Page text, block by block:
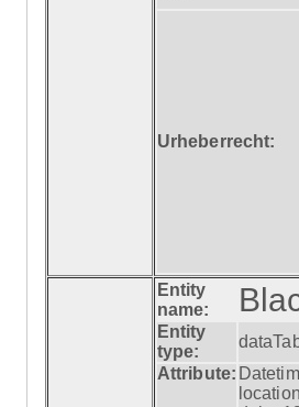
Urheberrecht:
Entity
name:
Entity
type:
Attribute: